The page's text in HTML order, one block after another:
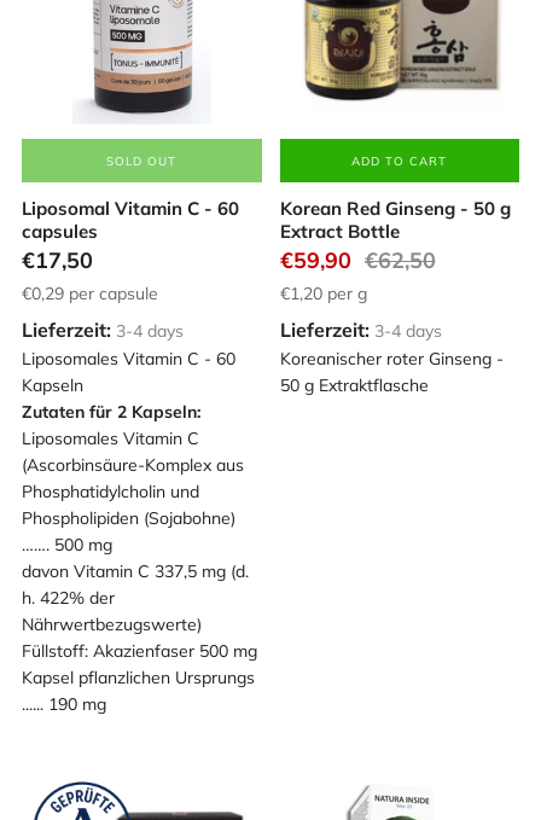
SOLD OUT
Liposomal Vitamin C - 60
capsules
Liposomales Vitamin C - 60
Kapseln
Zutaten für 2 Kapseln:
Liposomales Vitamin C
(Ascorbinsäure-Komplex aus
Phosphatidylcholin und
Phospholipiden (Sojabohne)
……. 500 mg
davon Vitamin C 337,5 mg (d.
h. 422% der
Nährwertbezugswerte)
Füllstoff: Akazienfaser 500 mg
Kapsel pflanzlichen Ursprungs
...... 190 mg
€17,50
€0,29 per capsule
Lieferzeit: 3-4 days
ADD TO CART
Korean Red Ginseng - 50 g
Extract Bottle
Koreanischer roter Ginseng -
50 g Extraktflasche
€59,90 €62,50
€1,20per g
Lieferzeit: 3-4 days